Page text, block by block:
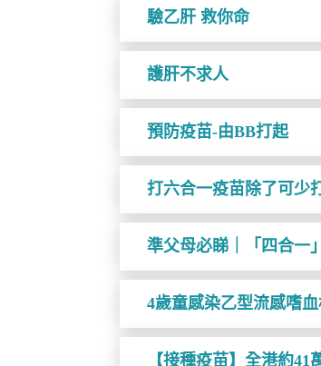
驗乙肝 救你命
護肝不求人
預防疫苗-由BB打起
打六合一疫苗除了可少
準父母必睇｜「四合一
4歲童感染乙型流感嗜
【接種疫苗】全港約